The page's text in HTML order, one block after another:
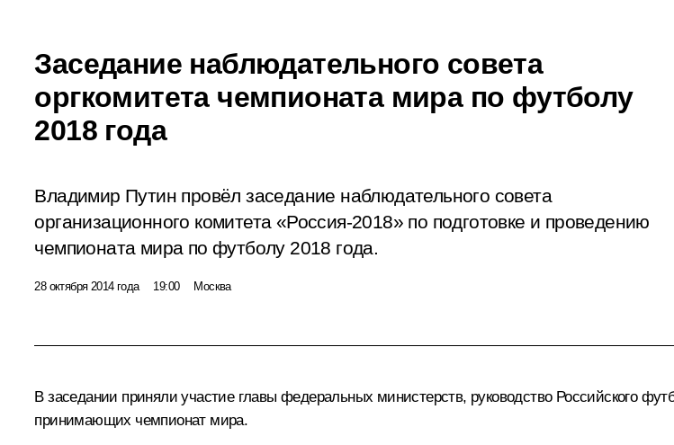
Заседание наблюдательного совета
оргкомитета чемпионата мира по футболу
2018 года
Владимир Путин провёл заседание наблюдательного совета
организационного комитета «Россия-2018» по подготовке и проведению
чемпионата мира по футболу 2018 года.
28 октября 2014 года 19:00 Москва
В заседании приняли участие главы федеральных министерств, руководство Российского
принимающих чемпионат мира.